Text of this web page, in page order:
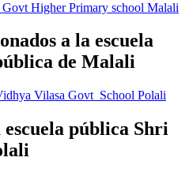
a la escuela
de Malali
pública Shri